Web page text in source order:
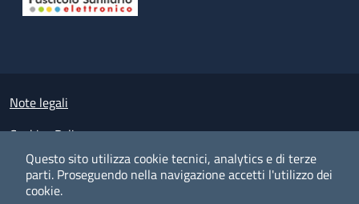
Questo sito utilizza cookie tecnici, analytics e di terze
parti. Proseguendo nella navigazione accetti l'utilizzo dei
cookie.
Small prints
Note legali
Cookies Policy
Policy privacy e protezione del dato personale
Albo pretorio on-line